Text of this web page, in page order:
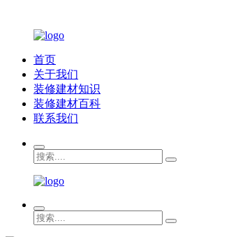
首页
关于我们
装修建材知识
装修建材百科
联系我们